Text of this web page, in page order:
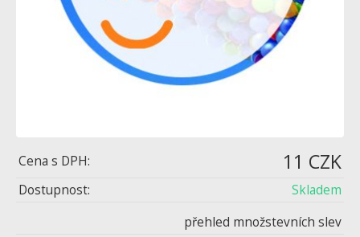
Cena s DPH: 11 CZK
Dostupnost:
Skladem
přehled množstevních slev